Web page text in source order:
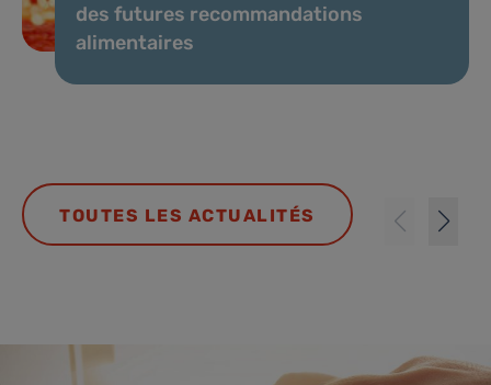
des futures recommandations
alimentaires
TOUTES LES ACTUALITÉS